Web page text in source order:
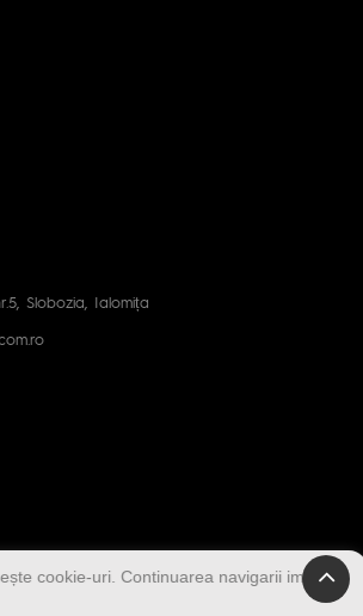
Slobozia, Ialomița
cookie-uri. Continuarea navigarii implica